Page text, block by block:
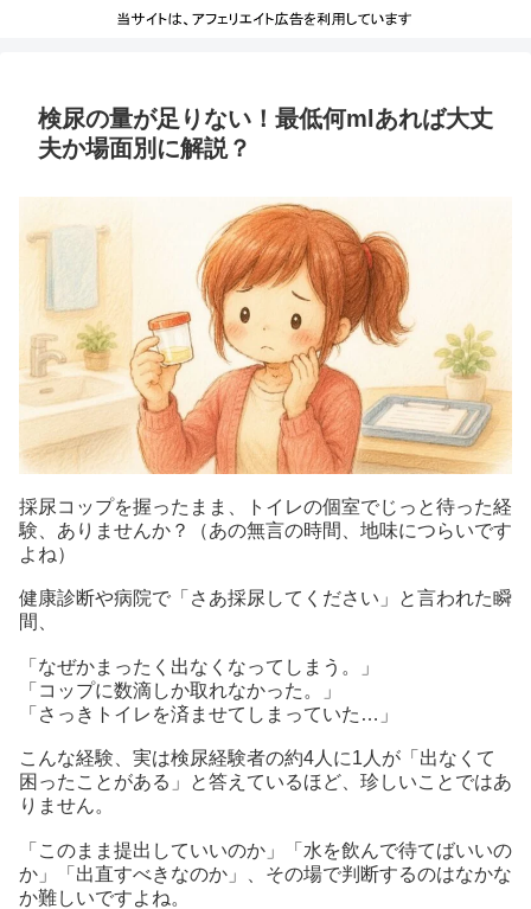
検尿の量が足りない！最低何mlあれば大丈
夫か場面別に解説？
採尿コップを握ったまま、トイレの個室でじっと待った経
験、ありませんか？（あの無言の時間、地味につらいです
よね）
健康診断や病院で「さあ採尿してください」と言われた瞬
間、
「なぜかまったく出なくなってしまう。」
「コップに数滴しか取れなかった。」
「さっきトイレを済ませてしまっていた…」
こんな経験、実は検尿経験者の約4人に1人が「出なくて
困ったことがある」と答えているほど、珍しいことではあ
りません。
「このまま提出していいのか」「水を飲んで待てばいいの
か」「出直すべきなのか」、その場で判断するのはなかな
か難しいですよね。